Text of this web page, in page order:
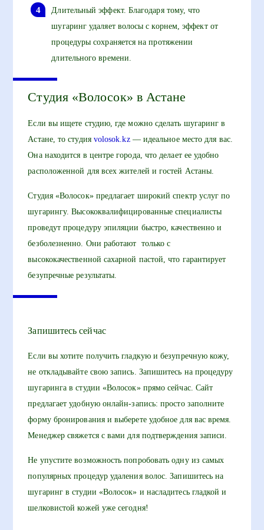
Длительный эффект. Благодаря тому, что
шугаринг удаляет волосы с корнем, эффект от
процедуры сохраняется на протяжении
длительного времени.
Студия «Волосок» в Астане
Если вы ищете студию, где можно сделать шугаринг в
Астане, то студия volosok.kz— идеальное место для вас.
Она находится в центре города, что делает ее удобно
расположенной для всех жителей и гостей Астаны.
Студия «Волосок» предлагает широкий спектр услуг по
шугарингу. Высококвалифицированные специалисты
проведут процедуру эпиляции быстро, качественно и
безболезненно. Они работают только с
высококачественной сахарной пастой, что гарантирует
безупречные результаты.
Запишитесь сейчас
Если вы хотите получить гладкую и безупречную кожу,
не откладывайте свою запись. Запишитесь на процедуру
шугаринга в студии «Волосок» прямо сейчас. Сайт
предлагает удобную онлайн-запись: просто заполните
форму бронирования и выберете удобное для вас время.
Менеджер свяжется с вами для подтверждения записи.
Не упустите возможность попробовать одну из самых
популярных процедур удаления волос. Запишитесь на
шугаринг в студии «Волосок» и насладитесь гладкой и
шелковистой кожей уже сегодня!